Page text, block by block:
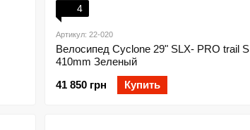
4
Артикул: 22-020
Велосипед Cyclone 29" SLX- PRO trail S
410mm Зеленый
41 850 грн
Купить